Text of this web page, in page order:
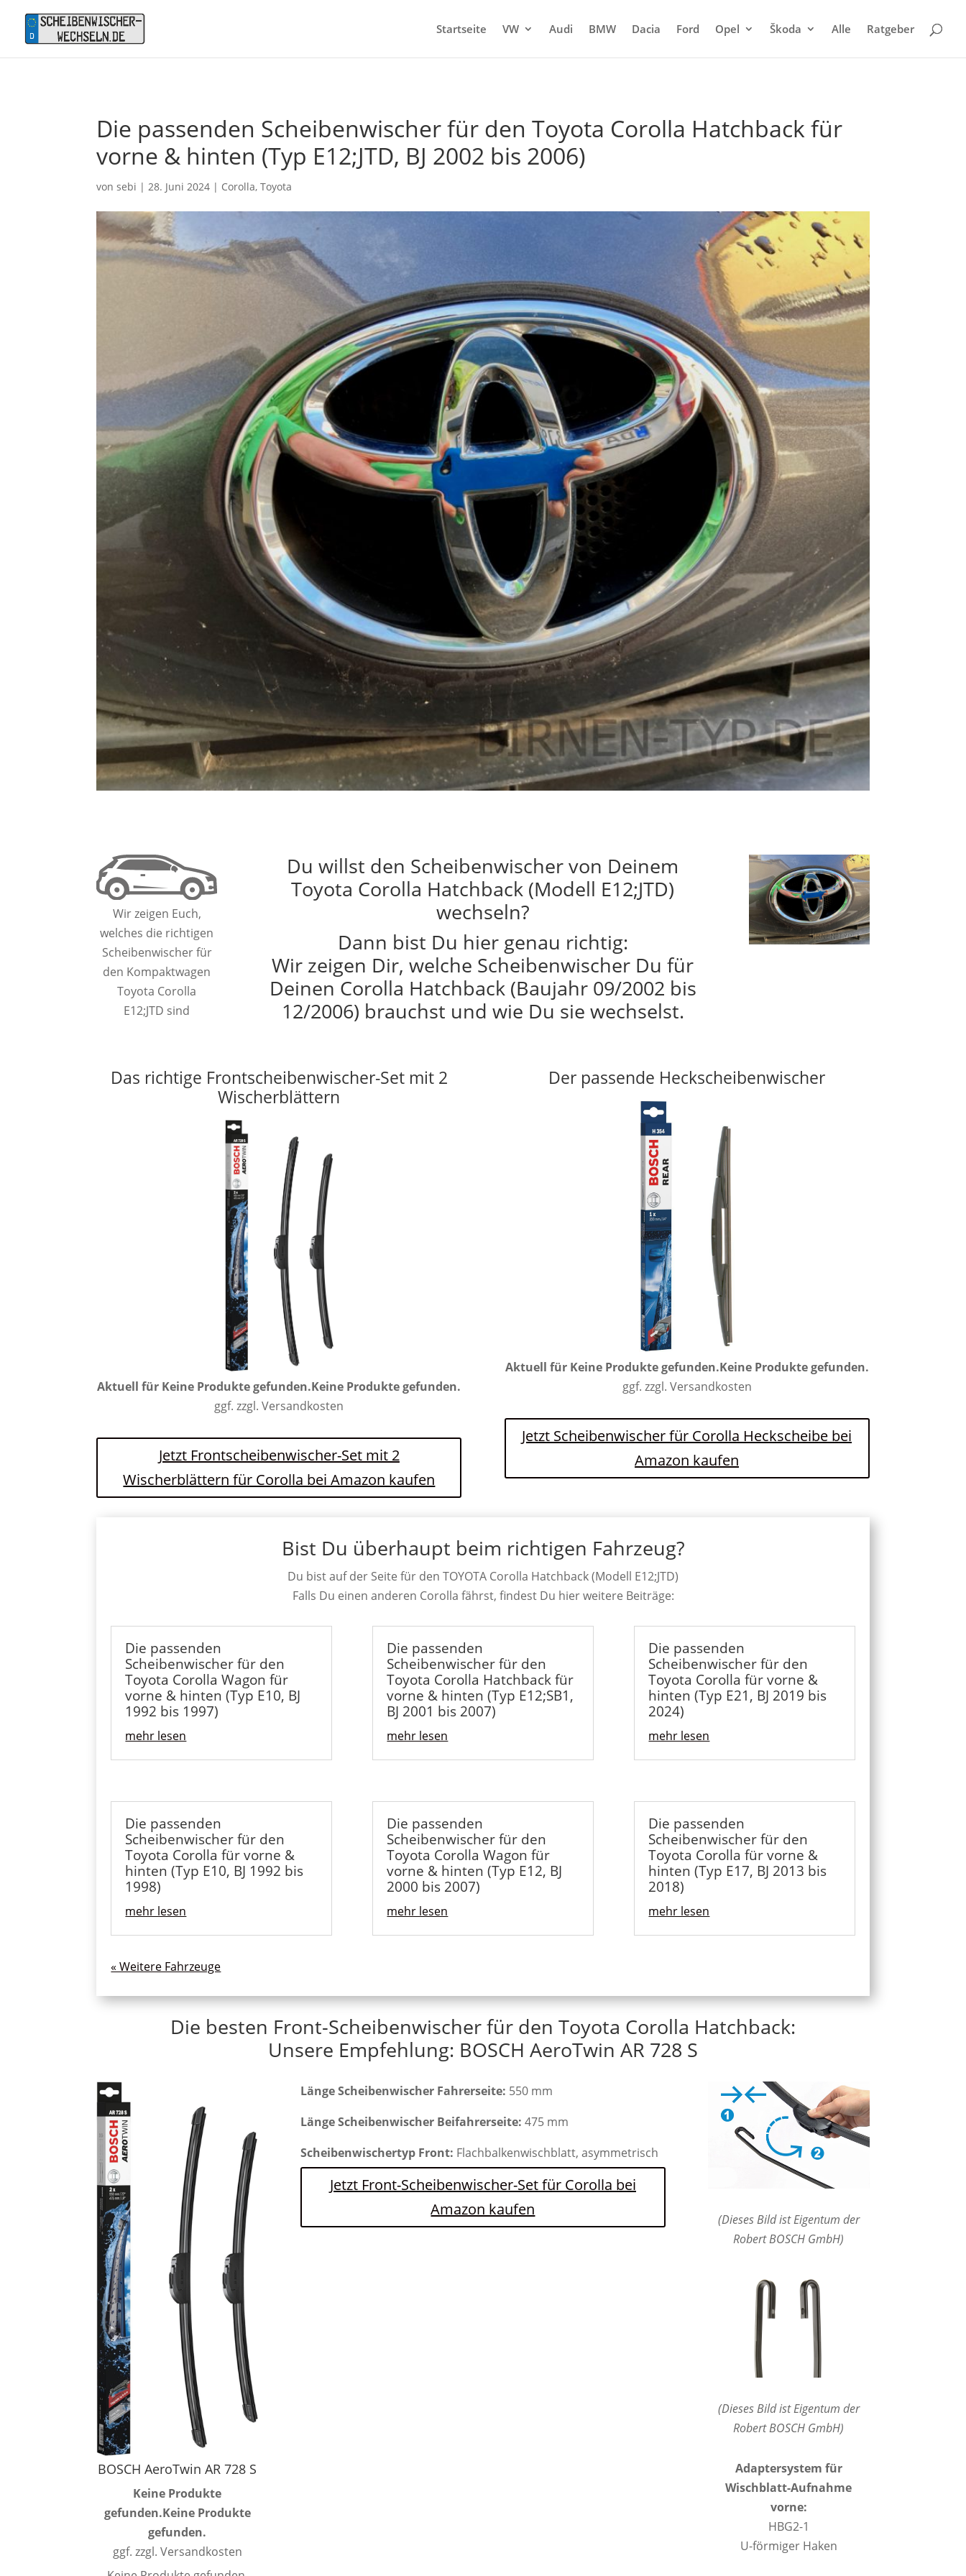
Startseite VW Audi BMW Dacia Ford Opel Škoda Alle Ratgeber
Die passenden Scheibenwischer für den Toyota Corolla Hatchback für
vorne & hinten (Typ E12;JTD, BJ 2002 bis 2006)
vonsebi | 28. Juni 2024 | Corolla,Toyota
Wir zeigen Euch,
welches die richtigen
Scheibenwischer für
den Kompaktwagen
Toyota Corolla
E12;JTD sind
Du willst den Scheibenwischer von Deinem
Toyota Corolla Hatchback (Modell E12;JTD)
wechseln?
Dann bist Du hier genau richtig:
Wir zeigen Dir, welche Scheibenwischer Du für
Deinen Corolla Hatchback (Baujahr 09/2002 bis
12/2006) brauchst und wie Du sie wechselst.
Das richtige Frontscheibenwischer-Set mit 2
Wischerblättern
Aktuell für Keine Produkte gefunden.Keine Produkte gefunden.
ggf. zzgl. Versandkosten
Jetzt Frontscheibenwischer-Set mit 2
Wischerblättern für Corolla bei Amazon kaufen
Der passende Heckscheibenwischer
Aktuell für Keine Produkte gefunden.Keine Produkte gefunden.
ggf. zzgl. Versandkosten
Jetzt Scheibenwischer für Corolla Heckscheibe bei
Amazon kaufen
Bist Du überhaupt beim richtigen Fahrzeug?
Du bist auf der Seite für den TOYOTA Corolla Hatchback (Modell E12;JTD)
Falls Du einen anderen Corolla fährst, findest Du hier weitere Beiträge:
Die passenden
Scheibenwischer für den
Toyota Corolla Wagon für
vorne & hinten (Typ E10, BJ
1992 bis 1997)
mehr lesen
Die passenden
Scheibenwischer für den
Toyota Corolla für vorne &
hinten (Typ E10, BJ 1992 bis
1998)
mehr lesen
Die passenden
Scheibenwischer für den
Toyota Corolla Hatchback für
vorne & hinten (Typ E12;SB1,
BJ 2001 bis 2007)
mehr lesen
Die passenden
Scheibenwischer für den
Toyota Corolla Wagon für
vorne & hinten (Typ E12, BJ
2000 bis 2007)
mehr lesen
Die passenden
Scheibenwischer für den
Toyota Corolla für vorne &
hinten (Typ E21, BJ 2019 bis
2024)
mehr lesen
Die passenden
Scheibenwischer für den
Toyota Corolla für vorne &
hinten (Typ E17, BJ 2013 bis
2018)
mehr lesen
Die besten Front-Scheibenwischer für den Toyota Corolla Hatchback:
Unsere Empfehlung: BOSCH AeroTwin AR 728 S
BOSCH AeroTwin AR 728 S
Keine Produkte
gefunden.Keine Produkte
gefunden.
ggf. zzgl. Versandkosten
Länge Scheibenwischer Fahrerseite: 550 mm
Länge Scheibenwischer Beifahrerseite: 475 mm
Scheibenwischertyp Front: Flachbalkenwischblatt, asymmetrisch
Jetzt Front-Scheibenwischer-Set für Corolla bei
Amazon kaufen
(Dieses Bild ist Eigentum der
Robert BOSCH GmbH)
(Dieses Bild ist Eigentum der
Robert BOSCH GmbH)
Adaptersystem für
Wischblatt-Aufnahme
vorne:
HBG2-1
U-förmiger Haken